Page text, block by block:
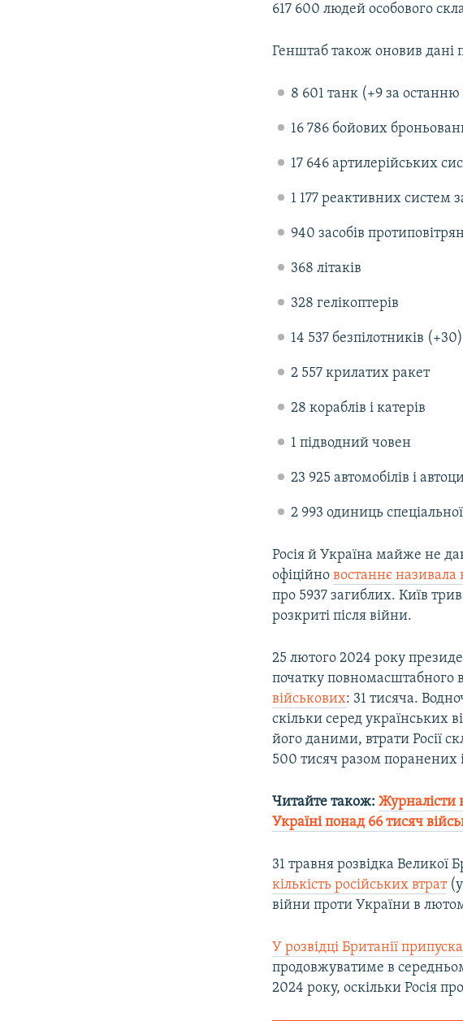
617 600 людей особового
Генштаб також оновив дані
8 601 танк (+9 за останню
16 786 бойових
17 646 артилерійських
1 177 реактивних систем
940 засобів
368 літаків
328 гелікоптерів
14 537 безпілотників (+30)
2 557 крилатих ракет
28 кораблів і катерів
1 підводний човен
23 925 автомобілів і
2 993 одиниць
Росія й Україна майже не
офіційновостаннє називала
про 5937 загиблих. Київ
розкриті після війни.
25 лютого 2024 року
початку повномасштабного
військових: 31 тисяча.
скільки серед українських
його даними, втрати Росії
500 тисяч разом поранених
Читайте також:Журналісти
Україні понад 66 тисяч
31 травня розвідка Великої
кількість російських втрат
війни проти України в
У розвідці Британії
продовжуватиме в
2024 року, оскільки Росія